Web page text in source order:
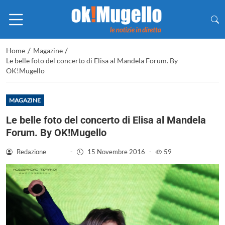
Home / Magazine /
Le belle foto del concerto di Elisa al Mandela Forum. By
OK!Mugello
MAGAZINE
Le belle foto del concerto di Elisa al Mandela
Forum. By OK!Mugello
Redazione - 15 Novembre 2016 - 59